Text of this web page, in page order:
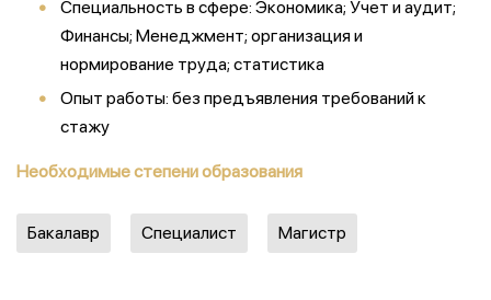
Специальность в сфере: Экономика; Учет и аудит;
Финансы; Менеджмент; организация и
нормирование труда; статистика
Опыт работы: без предъявления требований к
стажу
Необходимые степени образования
Бакалавр Специалист Магистр